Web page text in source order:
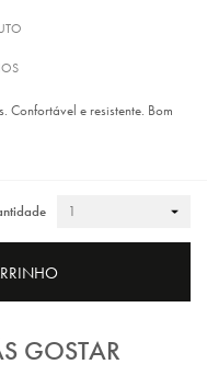
Confortável e resistente. Bom
GOSTAR